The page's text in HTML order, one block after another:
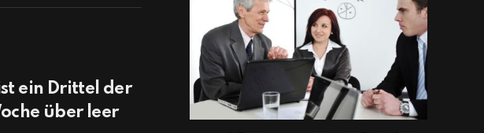
ein Drittel der
über leer